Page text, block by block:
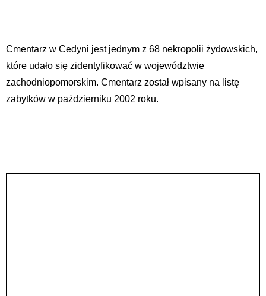
Cmentarz w Cedyni jest jednym z 68 nekropolii żydowskich,
które udało się zidentyfikować w województwie
zachodniopomorskim. Cmentarz został wpisany na listę
zabytków w październiku 2002 roku.